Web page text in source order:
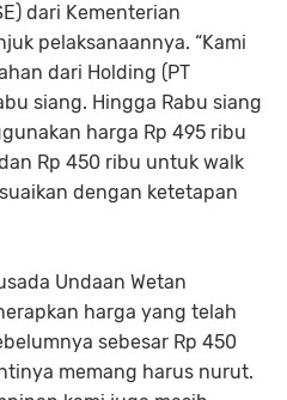
dari Kementerian
pelaksanaannya. “Kami
dari Holding (PT
siang. Hingga Rabu siang
harga Rp 495 ribu
Rp 450 ribu untuk walk
dengan ketetapan
Undaan Wetan
harga yang telah
sebesar Rp 450
memang harus nurut.